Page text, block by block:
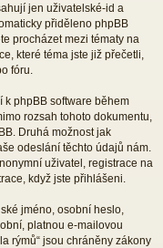
jen uživatelské-id a
přiděleno phpBB
procházet mezi tématy na
které téma jste již přečetli,
fóru.
k phpBB software během
rozsah tohoto dokumentu,
Druhá možnost jak
odeslání těchto údajů nám.
uživatel, registrace na
když jste přihlášeni.
jméno, osobní heslo,
platnou e-mailovou
rýmů“ jsou chráněny zákony